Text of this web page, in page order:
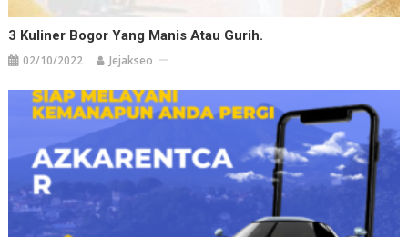
3 Kuliner Bogor Yang Manis Atau Gurih.
02/10/2022 Jejakseo